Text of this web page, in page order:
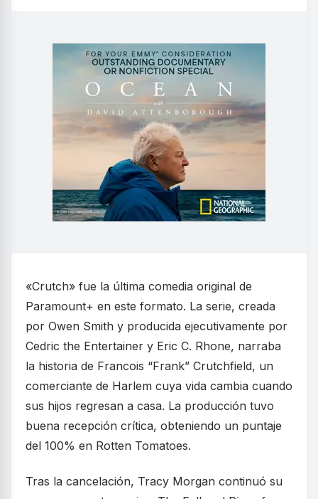
«Crutch» fue la última comedia original de
Paramount+ en este formato. La serie, creada
por Owen Smith y producida ejecutivamente por
Cedric the Entertainer y Eric C. Rhone, narraba
la historia de Francois “Frank” Crutchfield, un
comerciante de Harlem cuya vida cambia cuando
sus hijos regresan a casa. La producción tuvo
buena recepción crítica, obteniendo un puntaje
del 100% en Rotten Tomatoes.
Tras la cancelación, Tracy Morgan continuó su